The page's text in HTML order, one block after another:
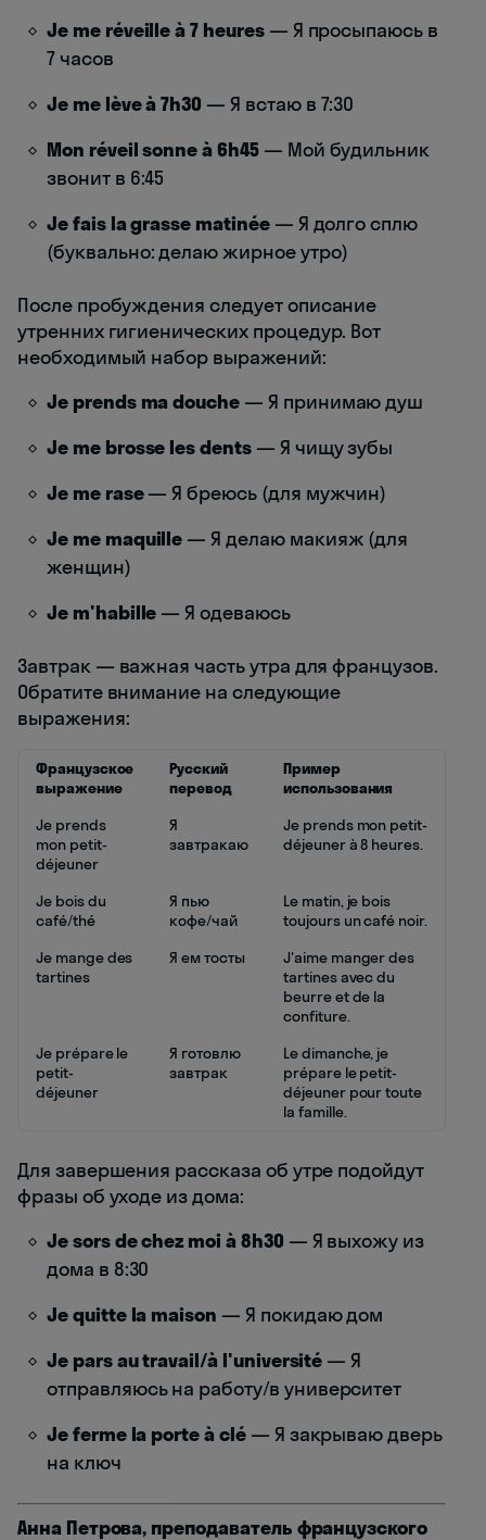
Je me réveille à 7 heures— Я просыпаюсь в
7 часов
Je me lève à 7h30 — Я встаю в 7:30
Mon réveil sonne à 6h45— Мой будильник
звонит в 6:45
Je fais la grasse matinée— Я долго сплю
(буквально: делаю жирное утро)
После пробуждения следует описание
утренних гигиенических процедур. Вот
необходимый набор выражений:
Je prends ma douche — Я принимаю душ
Je me brosse les dents— Я чищу зубы
Je me rase— Я бреюсь (для мужчин)
Je me maquille — Я делаю макияж (для
женщин)
Je m'habille — Я одеваюсь
Завтрак — важная часть утра для французов.
Обратите внимание на следующие
выражения:
Французское
выражение
Русский
перевод
Пример
использования
Je prends
mon petit-
déjeuner
Я
завтракаю
Je prends mon petit-
déjeuner à 8 heures.
Je bois du
café/thé
Я пью
кофе/чай
Le matin, je bois
toujours un café noir.
Je mange des
tartines
Я ем тосты
J'aime manger des
tartines avec du
beurre et de la
confiture.
Je prépare le
petit-
déjeuner
Я готовлю
завтрак
Le dimanche, je
prépare le petit-
déjeuner pour toute
la famille.
Для завершения рассказа об утре подойдут
фразы об уходе из дома:
Je sors de chez moi à 8h30 — Я выхожу из
дома в 8:30
Je quitte la maison — Я покидаю дом
Je pars au travail/à l'université — Я
отправляюсь на работу/в университет
Je ferme la porte à clé— Я закрываю дверь
на ключ
Анна Петрова, преподаватель французского